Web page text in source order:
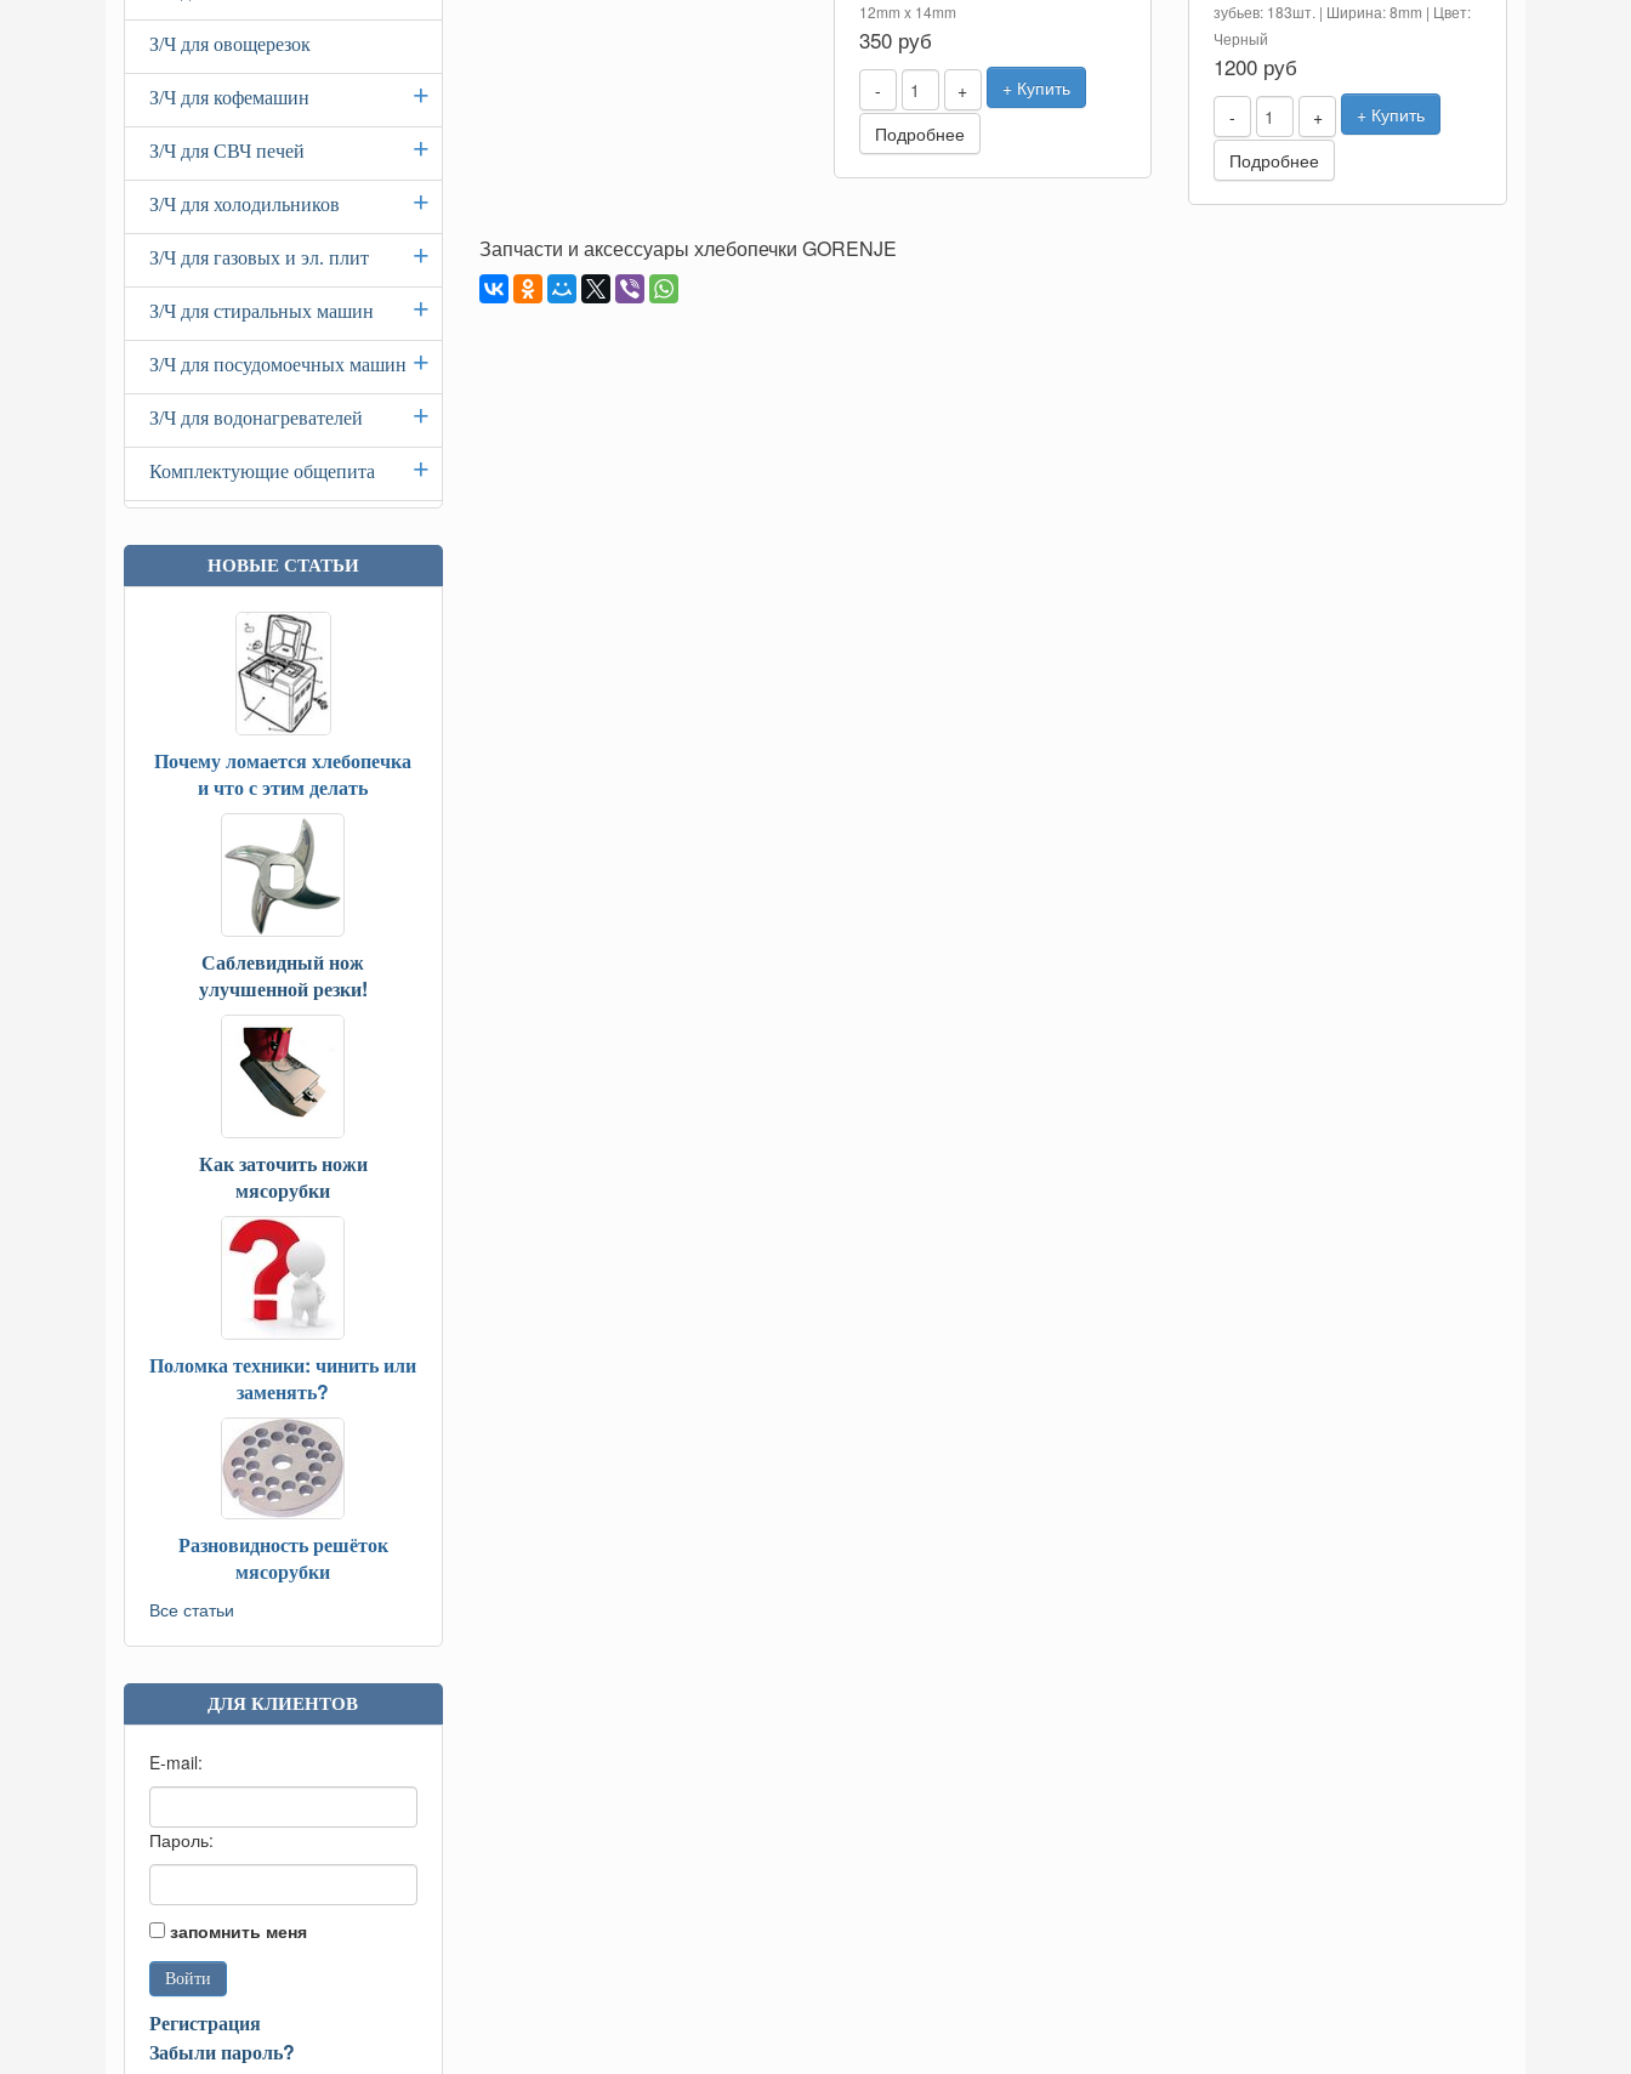
12mm x 14mm
350 руб
- +
+ Купить
Подробнее
зубьев: 183шт. | Ширина: 8mm | Цвет:
Черный
1200 руб
- +
+ Купить
Подробнее
Запчасти и аксессуары хлебопечки GORENJE
З/Ч для овощерезок
+
З/Ч для кофемашин
+
З/Ч для СВЧ печей
+
З/Ч для холодильников
+
З/Ч для газовых и эл. плит
+
З/Ч для стиральных машин
+
З/Ч для посудомоечных машин
+
З/Ч для водонагревателей
+
Комплектующие общепита
НОВЫЕ СТАТЬИ
Почему ломается хлебопечка
и что с этим делать
Саблевидный нож
улучшенной резки!
Как заточить ножи
мясорубки
Поломка техники: чинить или
заменять?
Разновидность решёток
мясорубки
Все статьи
ДЛЯ КЛИЕНТОВ
E-mail:
Пароль:
запомнить меня
Регистрация
Забыли пароль?